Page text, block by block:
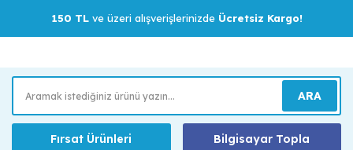
150 TLve üzeri alışverişlerinizde Ücretsiz Kargo!
ARA
Fırsat Ürünleri Bilgisayar Topla